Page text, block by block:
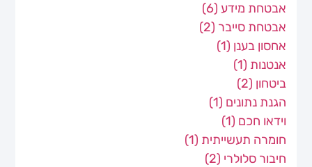
אבטחת מידע (6)
אבטחת סייבר (2)
אחסון בענן (1)
אנטנות (1)
ביטחון (2)
הגנת נתונים (1)
וידאו חכם (1)
חומרה תעשייתית (1)
חיבור סלולרי (2)